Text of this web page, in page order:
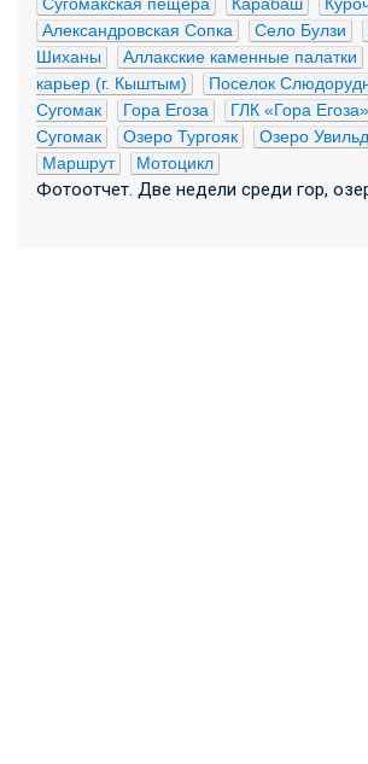
Александровская Сопка
Село Булзи
Шиханы
Аллакские каменные палатки
карьер (г. Кыштым)
Поселок
Сугомак
Гора Егоза ГЛК «Гора Егоза»
Сугомак
Озеро Тургояк Озеро
Маршрут
Мотоцикл
Фотоотчет. Две недели среди гор,